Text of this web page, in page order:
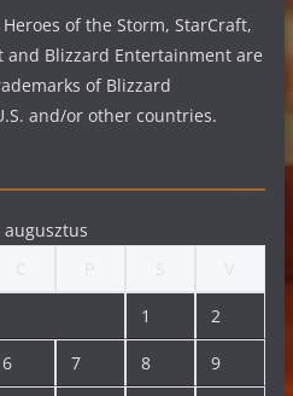
of the Storm, StarCraft,
Blizzard Entertainment are
of Blizzard
and/or other countries.
augusztus
1 2
6 7 8 9